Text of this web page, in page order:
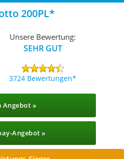
200PL
Unsere Bewertung:
SEHR GUT
3724 Bewertungen
Angebot »
Angebot »